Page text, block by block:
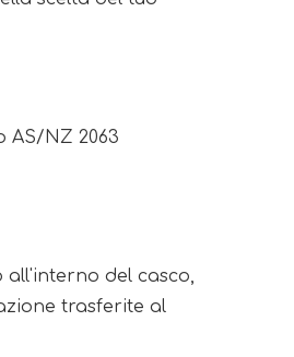
AS/NZ 2063
all'interno del casco,
trasferite al